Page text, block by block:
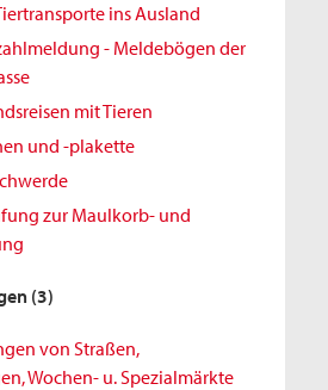
ins Ausland
- Meldebögen der
mit Tieren
und -plakette
zur Maulkorb- und
(3)
von Straßen,
Wochen- u. Spezialmärkte